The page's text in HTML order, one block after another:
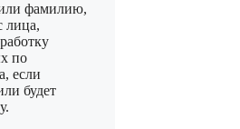
фамилию,
лица,
по
если
будет